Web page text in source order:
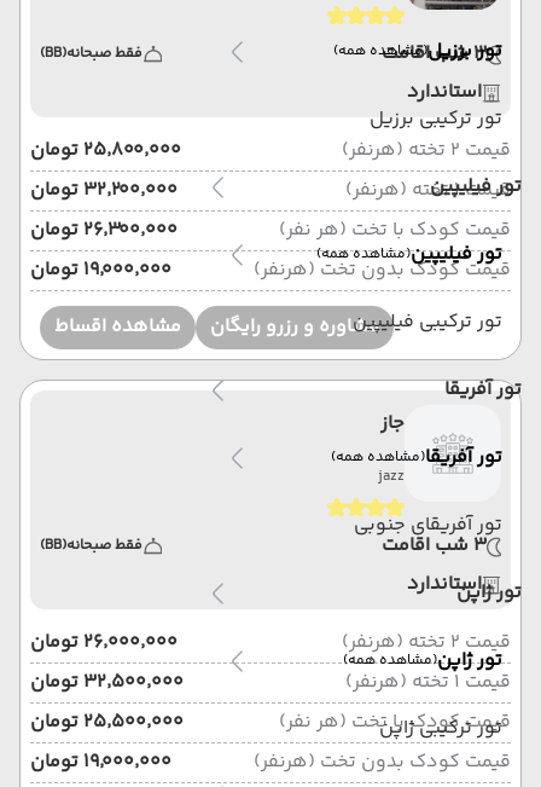
تور برزیل(مشاهده همه)
تور ترکیبی برزیل
تور فیلیپین
تور فیلیپین(مشاهده همه)
تور ترکیبی فیلیپین
تور آفریقا
تور آفریقا(مشاهده همه)
تور آفریقای جنوبی
تور ژاپن
تور ژاپن(مشاهده همه)
تور ترکیبی ژاپن
3 شب اقامت فقط صبحانه(BB)
استاندارد
قیمت 2 تخته (هرنفر)
۲۵٬۸۰۰٬۰۰۰ تومان
قیمت 1 تخته (هرنفر)
۳۲٬۲۰۰٬۰۰۰ تومان
قیمت کودک با تخت (هر نفر)
۲۶٬۳۰۰٬۰۰۰ تومان
قیمت کودک بدون تخت (هرنفر)
۱۹٬۰۰۰٬۰۰۰ تومان
مشاوره و رزرو رایگان
مشاهده اقساط
جاز
jazz
3 شب اقامت فقط صبحانه(BB)
استاندارد
قیمت 2 تخته (هرنفر)
۲۶٬۰۰۰٬۰۰۰ تومان
قیمت 1 تخته (هرنفر)
۳۲٬۵۰۰٬۰۰۰ تومان
قیمت کودک با تخت (هر نفر)
۲۵٬۵۰۰٬۰۰۰ تومان
قیمت کودک بدون تخت (هرنفر)
۱۹٬۰۰۰٬۰۰۰ تومان